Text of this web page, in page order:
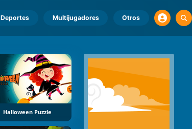
Deportes Multijugadores Otros
Halloween Puzzle